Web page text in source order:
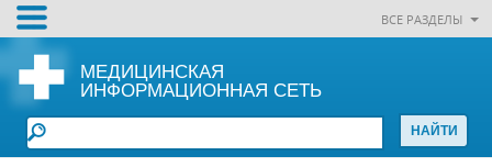
ВСЕ РАЗДЕЛЫ
МЕДИЦИНСКАЯ
ИНФОРМАЦИОННАЯ СЕТЬ